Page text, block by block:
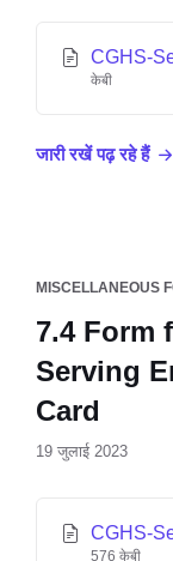
CGHS-
केबी
जारी रखें पढ़ रहे हैं
MISCELLANEOUS
7.4 Form
Serving
Card
19 जुलाई 2023
CGHS-
576 केबी